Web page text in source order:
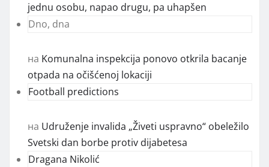
jednu osobu, napao drugu, pa uhapšen
Dno, dna
на Komunalna inspekcija ponovo otkrila bacanje
otpada na očišćenoj lokaciji
Football predictions
на Udruženje invalida „Živeti uspravno“ obeležilo
Svetski dan borbe protiv dijabetesa
Dragana Nikolić